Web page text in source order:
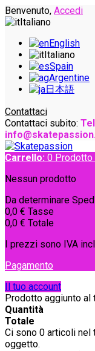
Benvenuto, Accedi
Italiano
English
Italiano
Spain
Argentine
日本語
Contattaci
Contattaci subito:
Carrello: 0 Prodotto
Nessun prodotto
Da determinare
0,0 € Tasse
0,0 € Totale
I prezzi sono IVA
Pagamento
Il tuo account
Prodotto aggiunto al
Quantità
Totale
Ci sono 0 articoli nel
oggetto.